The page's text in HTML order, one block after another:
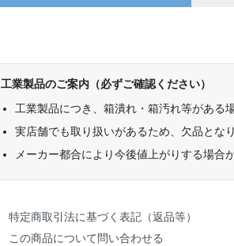
工業製品のご案内（必ずご確認ください）
工業製品につき、箱潰れ・箱汚れ等がある
実店舗でも取り扱いがあるため、欠品とな
メーカー都合により今後値上がりする場合
特定商取引法に基づく表記（返品等）
この商品について問い合わせる